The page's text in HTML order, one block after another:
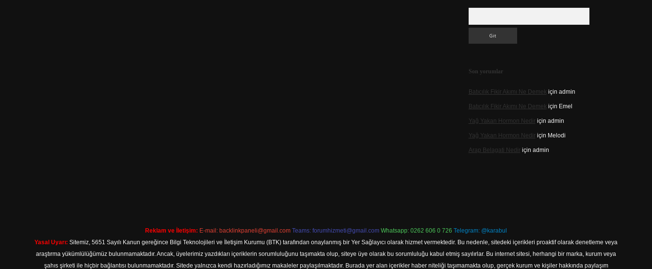
Son yorumlar
Batıcılık Fikir Akımı Ne Demek için admin
Batıcılık Fikir Akımı Ne Demek için Emel
Yağ Yakan Hormon Nediriçin admin
Yağ Yakan Hormon Nediriçin Melodi
Arap Belagati Nediriçin admin
Reklam ve İletişim: E-mail: backlinkpaneli@gmail.com Teams: forumhizmeti@gmail.com Whatsapp: 0262 606 0 726 Telegram: @karabul
Yasal Uyarı: Sitemiz, 5651 Sayılı Kanun gereğince Bilgi Teknolojileri ve İletişim Kurumu (BTK) tarafından onaylanmış bir Yer Sağlayıcı olarak hizmet vermektedir. Bu nedenle, sitedeki içerikleri proaktif olarak denetleme veya
araştırma yükümlülüğümüz bulunmamaktadır. Ancak, üyelerimiz yazdıkları içeriklerin sorumluluğunu taşımakta olup, siteye üye olarak bu sorumluluğu kabul etmiş sayılırlar. Bu internet sitesi, herhangi bir marka, kurum veya
şahıs şirketi ile hiçbir bağlantısı bulunmamaktadır. Sitede yalnızca kendi hazırladığımız makaleler paylaşılmaktadır. Burada yer alan içerikler haber niteliği taşımamakta olup, gerçek kurum ve kişiler hakkında paylaşım